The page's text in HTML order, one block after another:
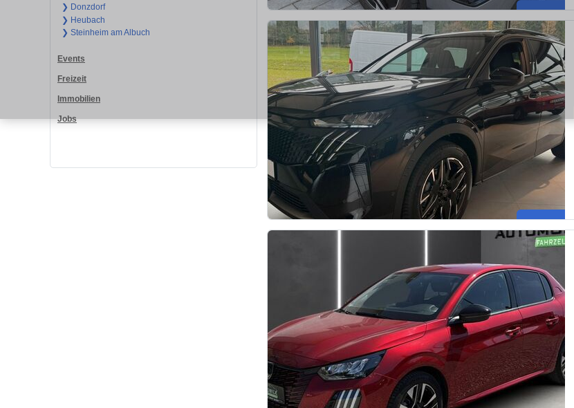
❯ Donzdorf
❯ Heubach
❯ Steinheim am Albuch
Events
Freizeit
Immobilien
Jobs